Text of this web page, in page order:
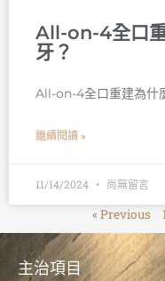
All-on-4全口
牙？
All-on-4全口重建為什
繼續閱讀 »
11/14/2024 尚無留言
« Previous
主治項目